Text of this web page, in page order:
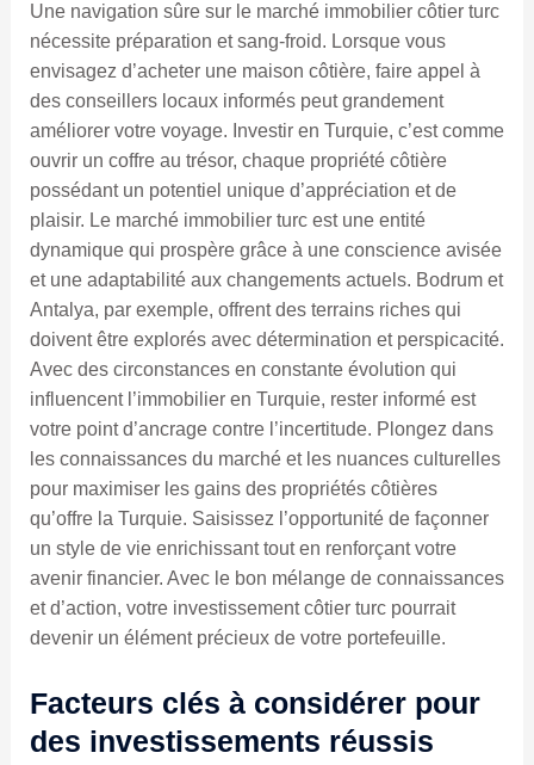
Une navigation sûre sur le marché immobilier côtier turc
nécessite préparation et sang-froid. Lorsque vous
envisagez d’acheter une maison côtière, faire appel à
des conseillers locaux informés peut grandement
améliorer votre voyage. Investir en Turquie, c’est comme
ouvrir un coffre au trésor, chaque propriété côtière
possédant un potentiel unique d’appréciation et de
plaisir. Le marché immobilier turc est une entité
dynamique qui prospère grâce à une conscience avisée
et une adaptabilité aux changements actuels. Bodrum et
Antalya, par exemple, offrent des terrains riches qui
doivent être explorés avec détermination et perspicacité.
Avec des circonstances en constante évolution qui
influencent l’immobilier en Turquie, rester informé est
votre point d’ancrage contre l’incertitude. Plongez dans
les connaissances du marché et les nuances culturelles
pour maximiser les gains des propriétés côtières
qu’offre la Turquie. Saisissez l’opportunité de façonner
un style de vie enrichissant tout en renforçant votre
avenir financier. Avec le bon mélange de connaissances
et d’action, votre investissement côtier turc pourrait
devenir un élément précieux de votre portefeuille.
Facteurs clés à considérer pour
des investissements réussis